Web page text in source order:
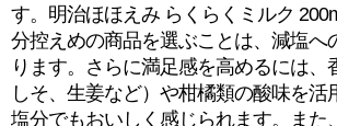
す。明治ほほえみ らくらくミルク
分控えめの商品を選ぶことは、減塩へ
ります。さらに満足感を高めるには、
しそ、生姜など）や柑橘類の酸味を活
塩分でもおいしく感じられます。また